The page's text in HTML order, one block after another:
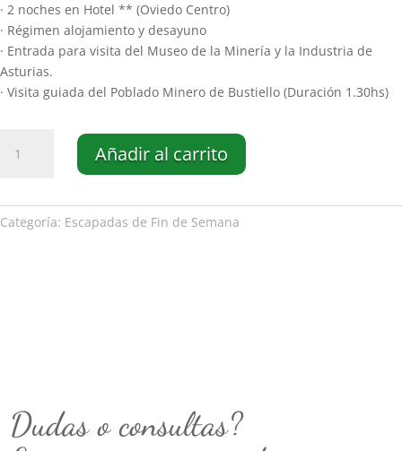
· 2 noches en Hotel ** (Oviedo Centro)
· Régimen alojamiento y desayuno
· Entrada para visita del Museo de la Minería y la Industria de
Asturias.
· Visita guiada del Poblado Minero de Bustiello (Duración 1.30hs)
tradición
Añadir al carrito
Categoría: Escapadas de Fin de Semana
Dudas o consultas?